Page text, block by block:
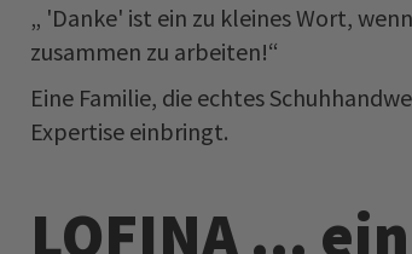
„ 'Danke' ist ein zu kleines Wort,
zusammen zu arbeiten!“
Eine Familie, die echtes
Expertise einbringt.
LOFINA ...